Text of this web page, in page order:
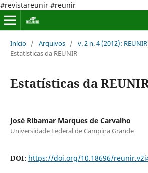
#revistareunir #reunir
Início / Arquivos / v. 2 n. 4 (2012): REUNIR
Estatísticas da REUNIR
Estatísticas da
José Ribamar Marques de Carvalho
Universidade Federal de Campina Grande
DOI: https://doi.org/10.18696/